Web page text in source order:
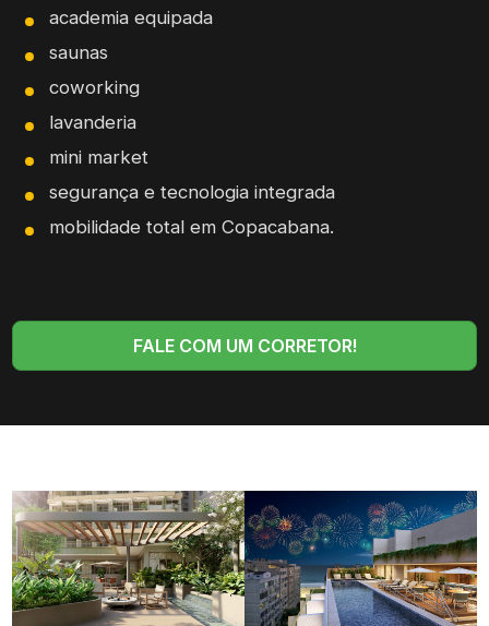
academia equipada
saunas
coworking
lavanderia
mini market
segurança e tecnologia integrada
mobilidade total em Copacabana.
FALE COM UM CORRETOR!